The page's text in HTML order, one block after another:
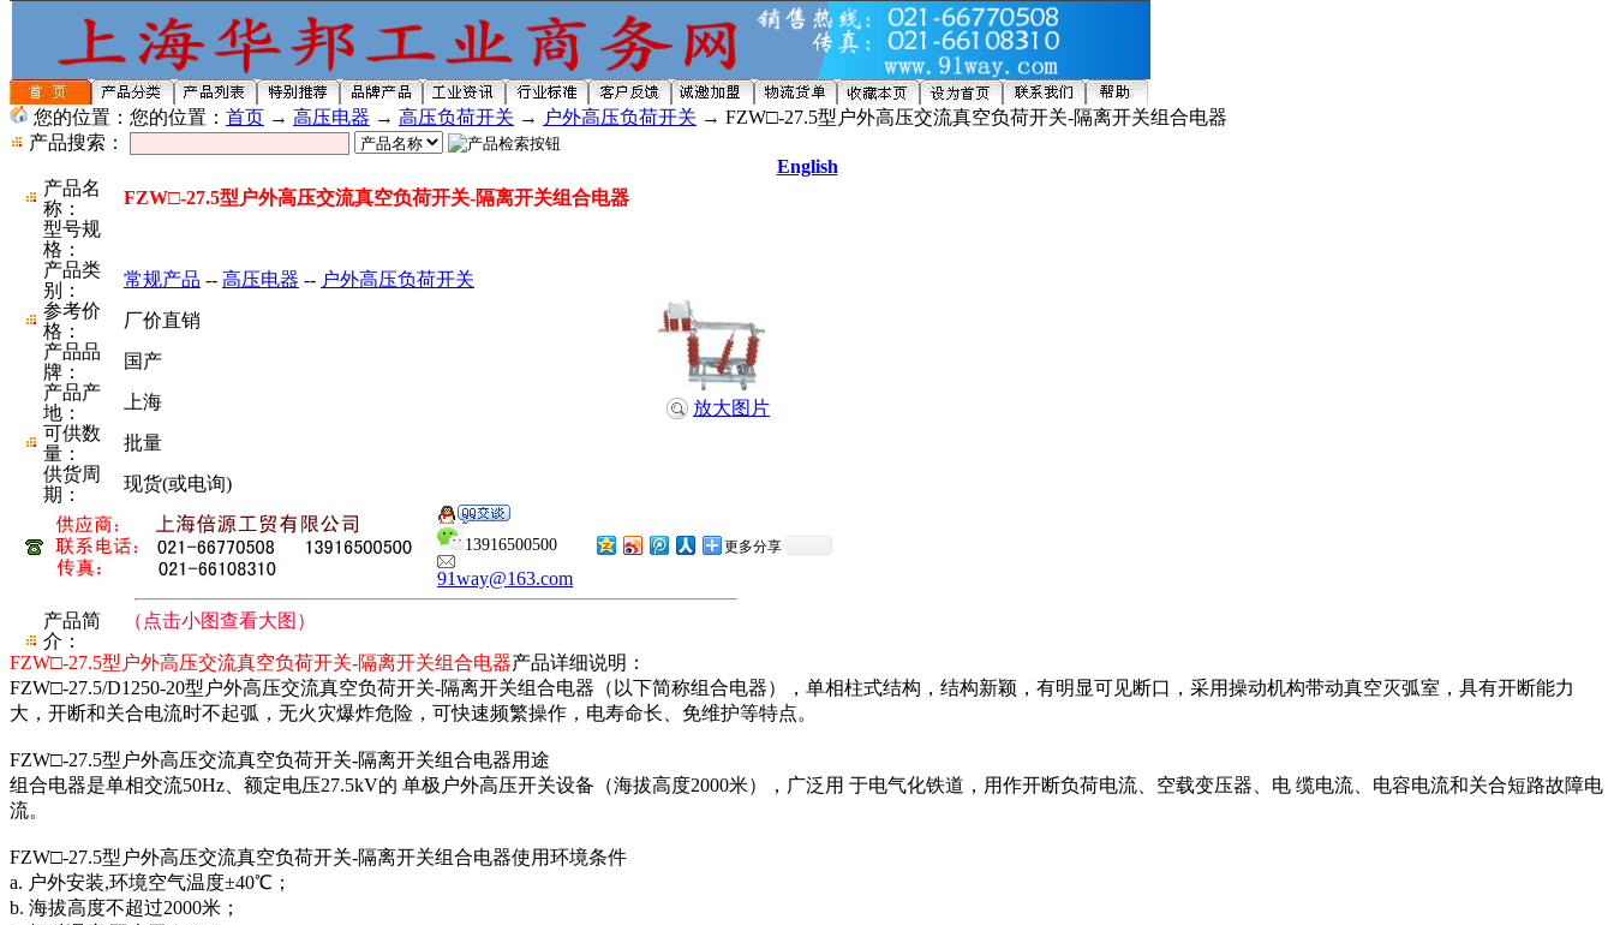
您的位置：您的位置： 首页 → 高压电器 → 高压负荷开关 → 户外高压负荷开关 → FZW□-27.5型户外高压交流真空负荷开关-隔离开关组合电器
产品搜索：
English
产品名
称：
FZW□-27.5型户外高压交流真空负荷开关-隔离开关组合电器
型号规
格：
放大图片
产品类
别：
常规产品 -- 高压电器 -- 户外高压负荷开关
参考价
格：
厂价直销
产品品
牌：
国产
产品产
地：
上海
可供数
量：
批量
供货周
期：
现货(或电询)
13916500500
91way@163.com
更多分享
产品简
介：
（点击小图查看大图）
FZW□-27.5型户外高压交流真空负荷开关-隔离开关组合电器产品详细说明：
FZW□-27.5/D1250-20型户外高压交流真空负荷开关-隔离开关组合电器（以下简称组合电器），单相柱式结构，结构新颖，有明显可见断口，采用操动机构带动真空灭弧室，具有开断能力
大，开断和关合电流时不起弧，无火灾爆炸危险，可快速频繁操作，电寿命长、免维护等特点。
FZW□-27.5型户外高压交流真空负荷开关-隔离开关组合电器用途
组合电器是单相交流50Hz、额定电压27.5kV的 单极户外高压开关设备（海拔高度2000米），广泛用 于电气化铁道，用作开断负荷电流、空载变压器、电 缆电流、电容电流和关合短路故障电
流。
FZW□-27.5型户外高压交流真空负荷开关-隔离开关组合电器使用环境条件
a. 户外安装,环境空气温度±40℃；
b. 海拔高度不超过2000米；